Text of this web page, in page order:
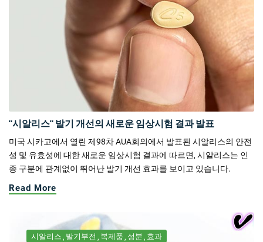
"시알리스" 발기 개선의 새로운 임상시험 결과 발표
미국 시카고에서 열린 제98차 AUA회의에서 발표된 시알리스의 안전
성 및 유효성에 대한 새로운 임상시험 결과에 따르면, 시알리스는 인
종 구분에 관계없이 뛰어난 발기 개선 효과를 보이고 있습니다.
Read More
시알리스 발기부전 복제품 성분 효과